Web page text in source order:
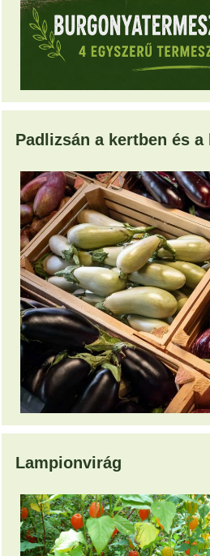
Padlizsán a kertben és a
Lampionvirág